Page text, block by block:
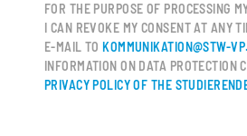
FOR THE PURPOSE OF PROCESSING
I CAN REVOKE MY CONSENT AT ANY
E-MAIL TOKOMMUNIKATION@STW-
INFORMATION ON DATA PROTECTION
PRIVACY POLICY OF THE